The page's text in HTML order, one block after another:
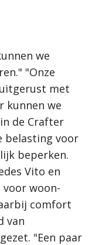
we
"Onze
met
kunnen we
de Crafter
belasting voor
beperken.
Vito en
woon-
comfort
van
"Een paar